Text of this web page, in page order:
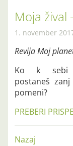
Moja žival
1. november
Revija Moj
Ko k sebi
postaneš
pomeni?
PREBERI
Nazaj